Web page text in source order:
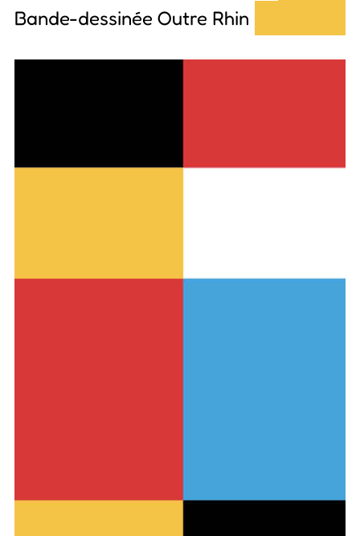
Bande-dessinée Outre Rhin